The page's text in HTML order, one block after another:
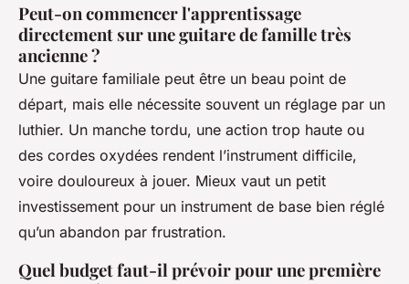
Peut-on commencer l'apprentissage
directement sur une guitare de famille très
ancienne ?
Une guitare familiale peut être un beau point de
départ, mais elle nécessite souvent un réglage par un
luthier. Un manche tordu, une action trop haute ou
des cordes oxydées rendent l’instrument difficile,
voire douloureux à jouer. Mieux vaut un petit
investissement pour un instrument de base bien réglé
qu’un abandon par frustration.
Quel budget faut-il prévoir pour une première